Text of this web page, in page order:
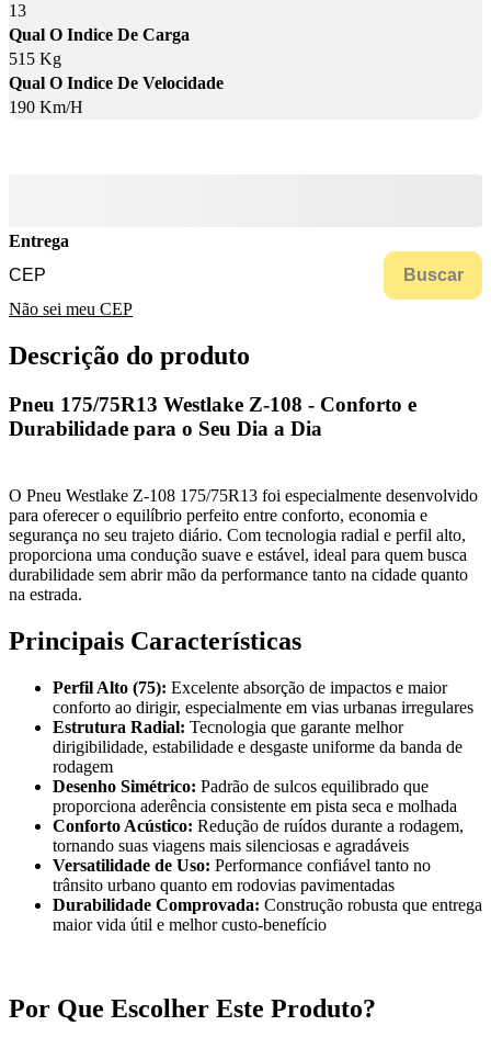
13
Qual O Indice De Carga
515 Kg
Qual O Indice De Velocidade
190 Km/H
Entrega
Buscar
Não sei meu CEP
Descrição do produto
Pneu 175/75R13 Westlake Z-108 - Conforto e
Durabilidade para o Seu Dia a Dia
O Pneu Westlake Z-108 175/75R13 foi especialmente desenvolvido
para oferecer o equilíbrio perfeito entre conforto, economia e
segurança no seu trajeto diário. Com tecnologia radial e perfil alto,
proporciona uma condução suave e estável, ideal para quem busca
durabilidade sem abrir mão da performance tanto na cidade quanto
na estrada.
Principais Características
Perfil Alto (75): Excelente absorção de impactos e maior
conforto ao dirigir, especialmente em vias urbanas irregulares
Estrutura Radial: Tecnologia que garante melhor
dirigibilidade, estabilidade e desgaste uniforme da banda de
rodagem
Desenho Simétrico: Padrão de sulcos equilibrado que
proporciona aderência consistente em pista seca e molhada
Conforto Acústico: Redução de ruídos durante a rodagem,
tornando suas viagens mais silenciosas e agradáveis
Versatilidade de Uso: Performance confiável tanto no
trânsito urbano quanto em rodovias pavimentadas
Durabilidade Comprovada: Construção robusta que entrega
maior vida útil e melhor custo-benefício
Por Que Escolher Este Produto?